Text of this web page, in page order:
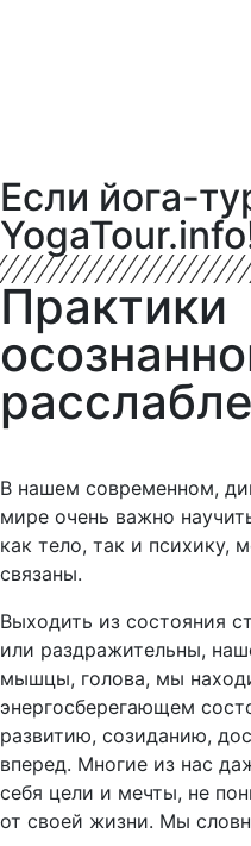
Если йога-
Практики
В нашем современном,
мире очень важно
как тело, так и психику,
связаны.
Выходить из состояния
или раздражительны,
мышцы, голова, мы
энергосберегающем
развитию, созиданию,
вперед. Многие из нас
себя цели и мечты, не
от своей жизни. Мы